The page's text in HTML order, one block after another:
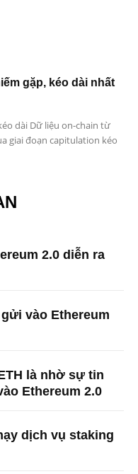
gặp, kéo dài nhất
dài Dữ liệu on-chain từ
giai đoạn capitulation kéo
2.0 diễn ra
vào Ethereum
là nhờ sự tin
Ethereum 2.0
dịch vụ staking